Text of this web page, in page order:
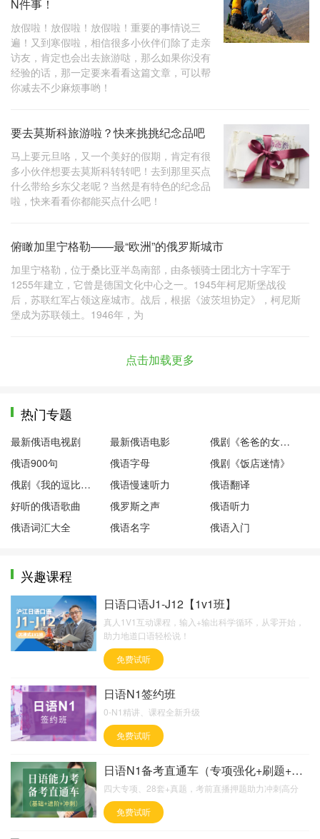
N件事！
放假啦！放假啦！放假啦！重要的事情说三
遍！又到寒假啦，相信很多小伙伴们除了走亲
访友，肯定也会出去旅游哒，那么如果你没有
经验的话，那一定要来看看这篇文章，可以帮
你减去不少麻烦事哟！
要去莫斯科旅游啦？快来挑挑纪念品吧
马上要元旦咯，又一个美好的假期，肯定有很
多小伙伴想要去莫斯科转转吧！去到那里买点
什么带给乡东父老呢？当然是有特色的纪念品
啦，快来看看你都能买点什么吧！
俯瞰加里宁格勒——最“欧洲”的俄罗斯城市
加里宁格勒，位于桑比亚半岛南部，由条顿骑士团北方十字军于
1255年建立，它曾是德国文化中心之一。1945年柯尼斯堡战役
后，苏联红军占领这座城市。战后，根据《波茨坦协定》，柯尼斯
堡成为苏联领土。1946年，为
点击加载更多
热门专题
最新俄语电视剧 最新俄语电影
俄剧《爸爸的女儿们》
俄语900句
俄语字母
俄剧《饭店迷情》
俄剧《我的逗比老师》
俄语慢速听力
俄语翻译
好听的俄语歌曲
俄罗斯之声
俄语听力
俄语词汇大全
俄语名字 俄语入门
兴趣课程
日语口语J1-J12【1v1班】
真人1V1互动课程，输入+输出科学循环，从零开始，
助力地道口语轻松说！
免费试听
日语N1签约班
0-N1精讲、课程全新升级
免费试听
日语N1备考直通车（专项强化+刷题+直播押题）
四大专项、28套+真题，考前直播押题助力冲刺高分
免费试听